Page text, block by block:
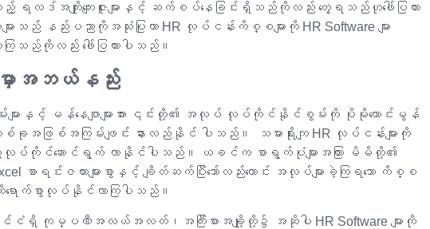
အကျိုးကျေးဇူးများနှင့် ဆက်စပ်နေခြင်းရှိသည်ကိုလည်း တွေ့ရသည်ဟုဖေါ်ပြထား
းသည် နည်းပညာကိုအသုံးပြုကာ HR လုပ်ငန်းကိစ္စများကို HR Software များ
ြသည်ကိုလည်း ဖေါ်ပြထားပါသည်။
ာအဘယ်နည်း
များနှင့် မန်နေဂျာများအား ၎င်းတို့၏ အလုပ် လုပ်ကိုင်နိုင်စွမ်းကို ပိုမိုကောင်းမွန်
အဖြစ်အကြမ်းဖျင်း နားလည်နိုင် ပါသည်။ သမားရိုးကျ HR လုပ်ငန်းများကို
က်စွာလုပ်ကိုင်ဆောင်ရွက် လာနိုင်ပါသည်။ ယခင်က စာရွက်ပုံများအကြား မိမိတို့၏
Excel စာရင်းဇယားများစွာနှင့် ချိတ်ဆက်ပြီးသော်လည်းကောင်း အလုပ်များခဲ့ကြရသော ကိစ္စ
ထိရောက်စွာလုပ်နိုင်လာကြပါသည်။
ရှိ ကုမ္ပဏီအလယ်အလတ်၊အကြီးစားအချို့တို့၌ အဆိုပါ HR Software များကို